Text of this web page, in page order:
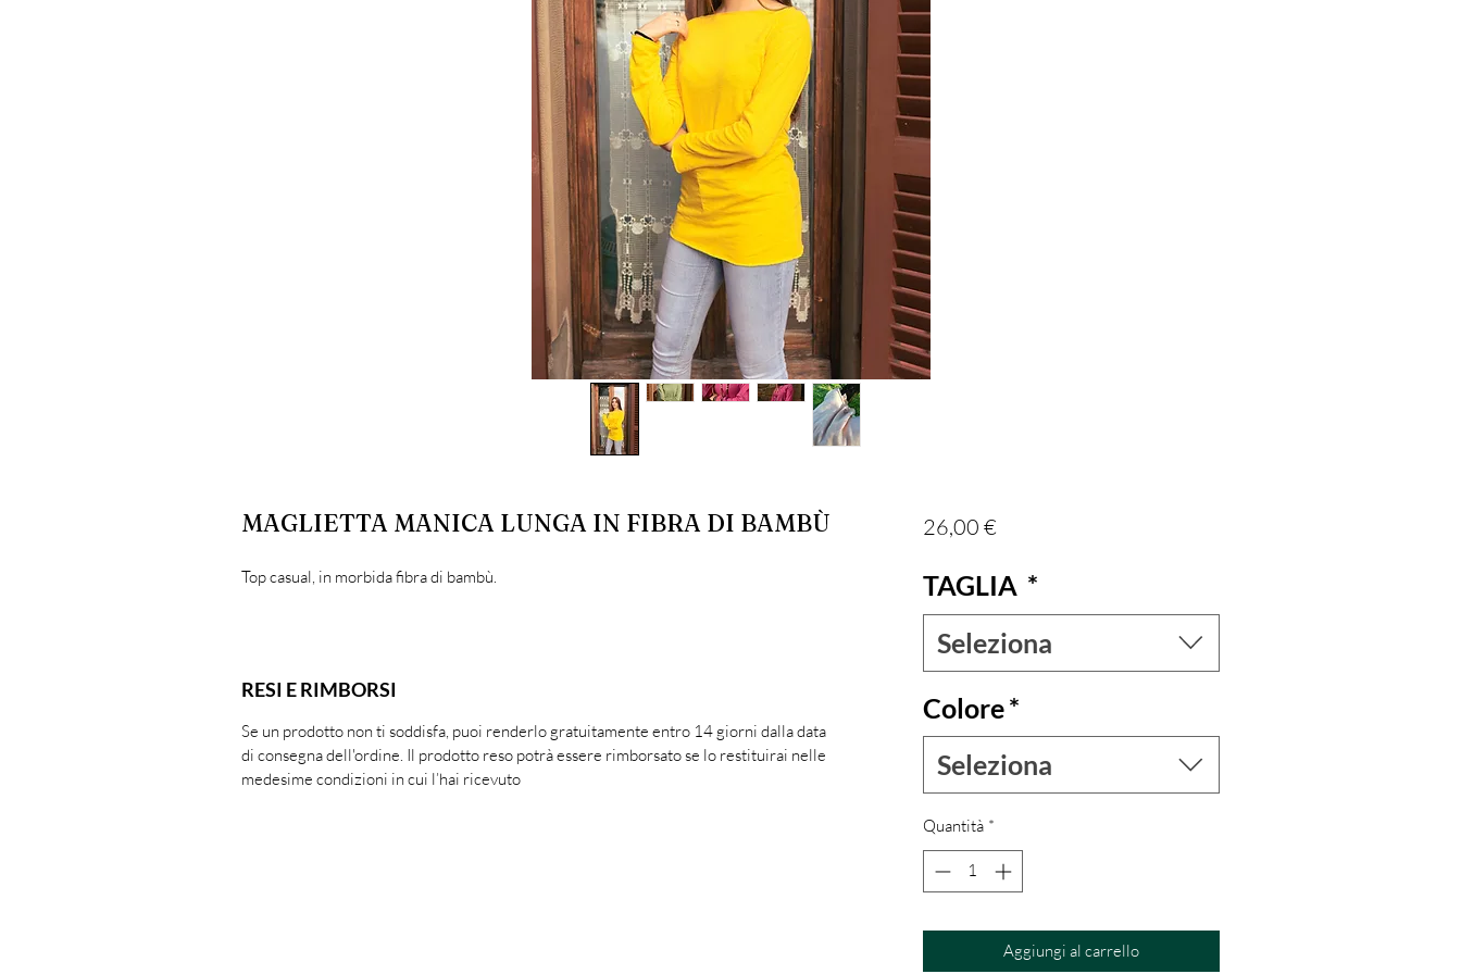
MAGLIETTA MANICA LUNGA IN FIBRA DI BAMBÙ
Top casual, in morbida fibra di bambù.
RESI E RIMBORSI
Se un prodotto non ti soddisfa, puoi renderlo gratuitamente entro 14 giorni dalla data
di consegna dell'ordine. Il prodotto reso potrà essere rimborsato se lo restituirai nelle
medesime condizioni in cui l’hai ricevuto
26,00 €Prezzo
TAGLIA *
Seleziona
Colore*
Seleziona
Quantità *
Aggiungi al carrello